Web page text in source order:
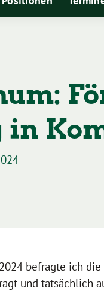
in
befragte ich
und tatsächlich